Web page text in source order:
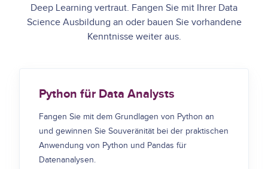
Deep Learning vertraut. Fangen Sie mit Ihrer Data
Science Ausbildung an oder bauen Sie vorhandene
Kenntnisse weiter aus.
Python für Data Analysts
Fangen Sie mit dem Grundlagen von Python an
und gewinnen Sie Souveränität bei der praktischen
Anwendung von Python und Pandas für
Datenanalysen.